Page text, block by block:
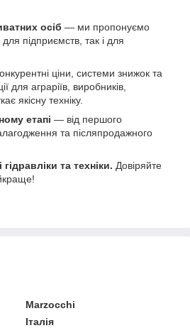
осіб — ми пропонуємо
підприємств, так і для
ціни, системи знижок та
для аграріїв, виробників,
якісну техніку.
етапі — від першого
та післяпродажного
та техніки. Довіряйте
Marzocchi
Італія